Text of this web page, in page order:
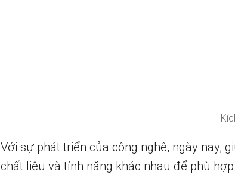
Với sự phát triển của công nghệ, ngày nay,
chất liệu và tính năng khác nhau để phù